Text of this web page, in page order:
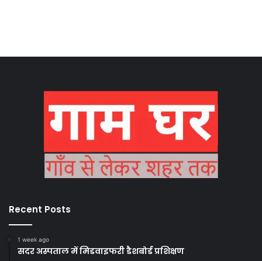
Recent Posts
1 week ago
सदर अस्पताल में मिडवाइफरी डैशबोर्ड प्रशिक्षण